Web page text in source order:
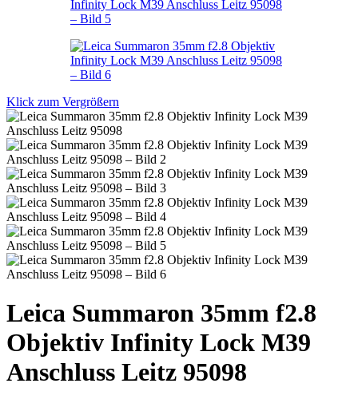
Klick zum Vergrößern
Leica Summaron 35mm f2.8
Objektiv Infinity Lock M39
Anschluss Leitz 95098